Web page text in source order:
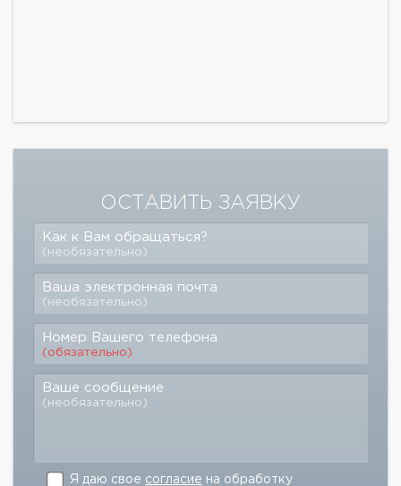
ОСТАВИТЬ ЗАЯВКУ
Как к Вам обращаться?
(необязательно)
Ваша электронная почта
(необязательно)
Номер Вашего телефона
(обязательно)
Ваше сообщение
(необязательно)
Я даю свое согласие на обработку